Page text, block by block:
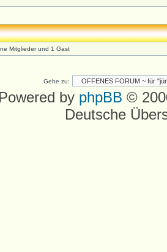
Mitglieder und 1 Gast
Gehe zu:
Powered by phpBB ©
Deutsche